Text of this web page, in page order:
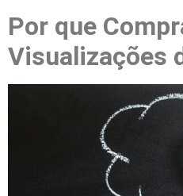
Por que
Visualizações